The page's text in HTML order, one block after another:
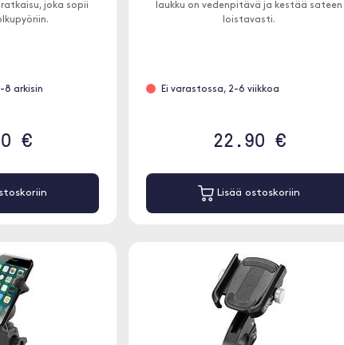
joka sopii
8 arkisin
€
laukku on vedenpitävä ja kestää sateen
loistavasti.
Ei varastossa, 2-6 viikkoa
22.90 €
Lisää ostoskoriin